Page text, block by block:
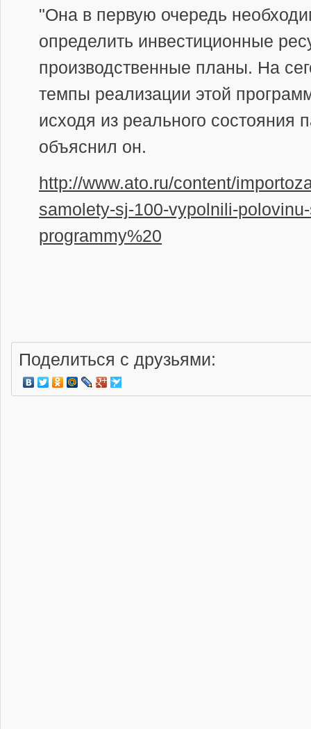
"Она в первую очередь
определить инвестиционные
производственные планы. На
темпы реализации этой
исходя из реального
объяснил он.
http://www.ato.ru/content/
samolety-sj-100-vypolnili-
programmy%20
Поделиться с друзьями: